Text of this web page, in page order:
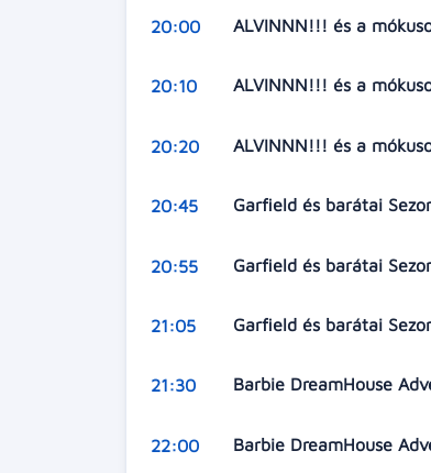
20:00 ALVINNN!!! és a
20:10 ALVINNN!!! és a
20:20 ALVINNN!!! és a
20:45 Garfield és barátai
20:55 Garfield és barátai
21:05 Garfield és barátai
21:30 Barbie DreamHouse
22:00 Barbie DreamHouse